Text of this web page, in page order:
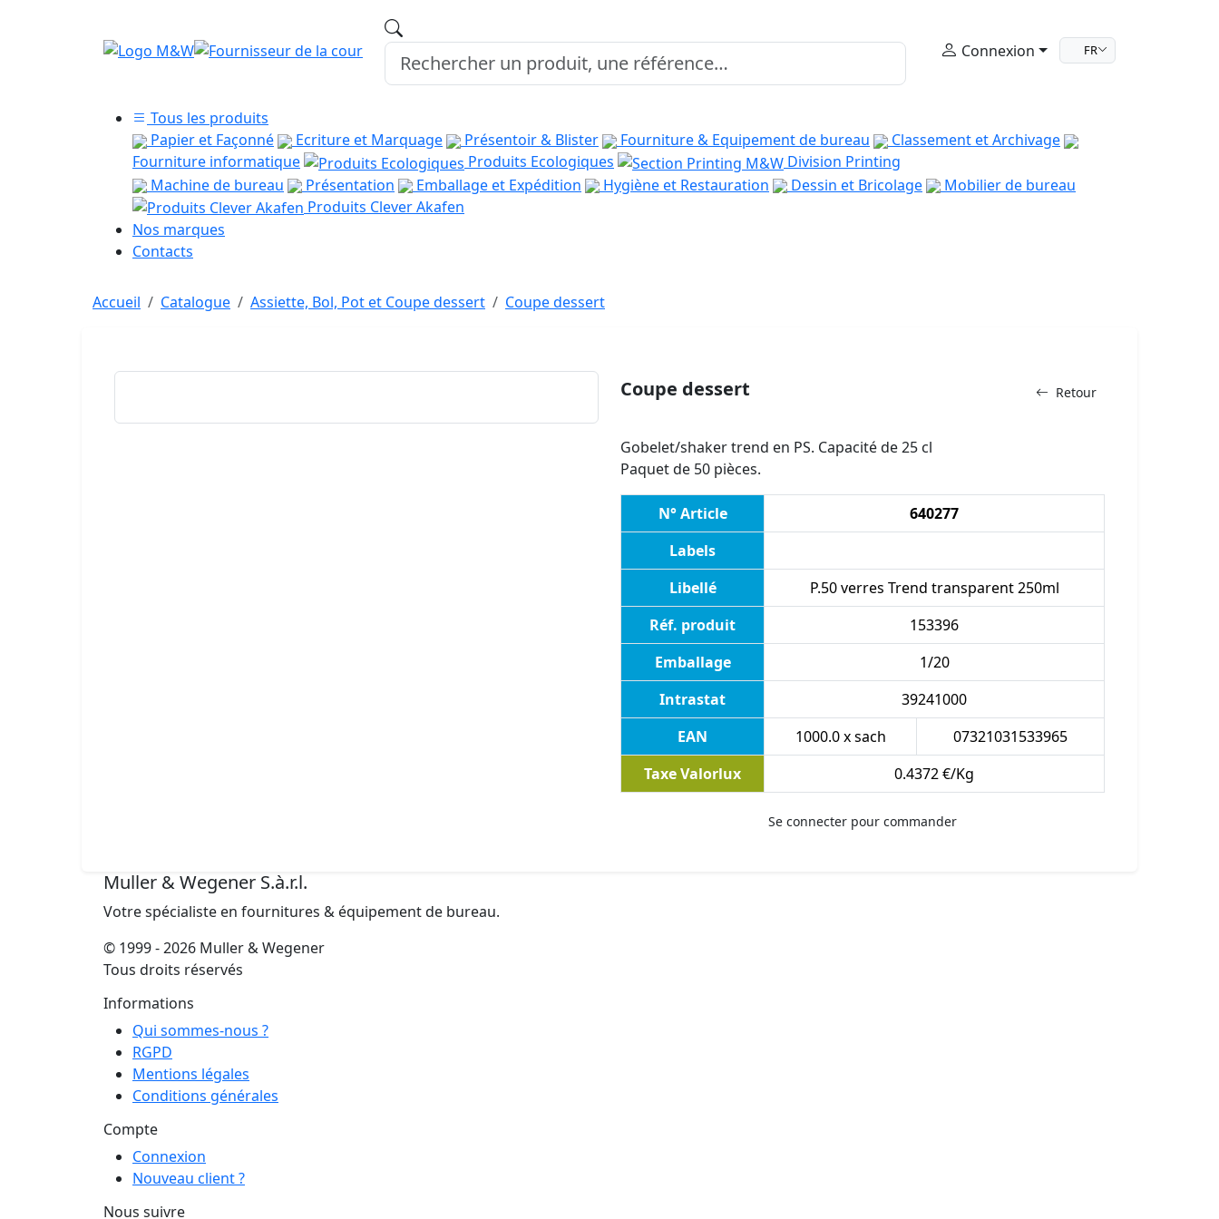
Connexion FR
Tous les produits
Papier et Façonné
Ecriture et Marquage Présentoir & Blister Fourniture & Equipement de bureau
Classement et Archivage
Fourniture informatique
Produits Ecologiques
Division Printing
Machine de bureau
Présentation Emballage et Expédition Hygiène et Restauration Dessin et Bricolage
Mobilier de bureau
Produits Clever Akafen
Nos marques
Contacts
Accueil Catalogue Assiette, Bol, Pot et Coupe dessert Coupe dessert
Retour
Coupe dessert
Gobelet/shaker trend en PS. Capacité de 25 cl
Paquet de 50 pièces.
N° Article
640277
Labels
Libellé
P.50 verres Trend transparent 250ml
Réf. produit
153396
Emballage
1/20
Intrastat
39241000
EAN
1000.0 x sach
07321031533965
Taxe Valorlux
0.4372 €/Kg
Se connecter pour commander
Muller & Wegener S.à.r.l.
Votre spécialiste en fournitures & équipement de bureau.
© 1999 - 2026 Muller & Wegener
Tous droits réservés
Informations
Qui sommes-nous ?
RGPD
Mentions légales
Conditions générales
Compte
Connexion
Nouveau client ?
Nous suivre